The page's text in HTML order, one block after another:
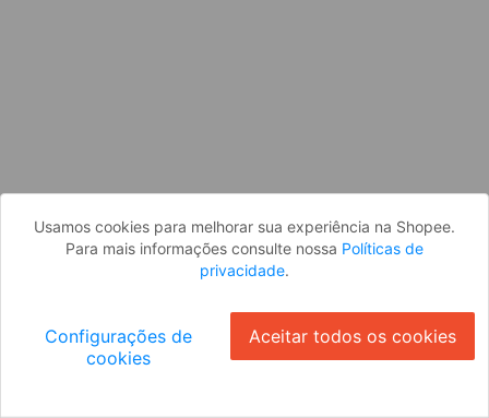
Usamos cookies para melhorar sua experiência na Shopee.
Para mais informações consulte nossa Políticas de
privacidade.
Configurações de
cookies
Aceitar todos os cookies